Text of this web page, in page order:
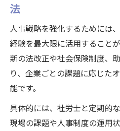
法
人事戦略を強化するためには
経験を最大限に活用すること
新の法改正や社会保険制度、
り、企業ごとの課題に応じた
能です。
具体的には、社労士と定期的
現場の課題や人事制度の運用